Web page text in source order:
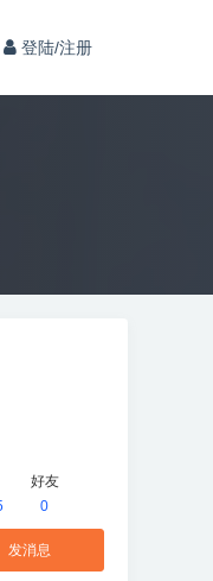
登陆/注册
好友
0
发消息